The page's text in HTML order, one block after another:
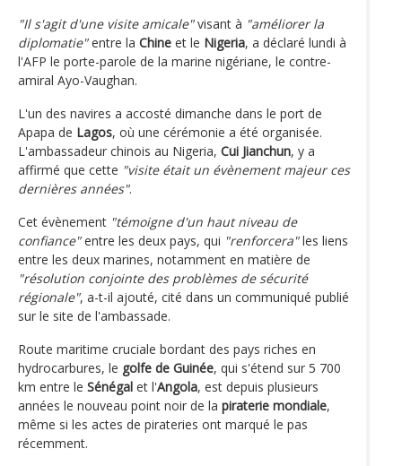
"Il s'agit d'une visite amicale"visant à "améliorer la
diplomatie"entre la Chine et le Nigeria, a déclaré lundi à
l'AFP le porte-parole de la marine nigériane, le contre-
amiral Ayo-Vaughan.
L'un des navires a accosté dimanche dans le port de
Apapa de Lagos, où une cérémonie a été organisée.
L'ambassadeur chinois au Nigeria, Cui Jianchun, y a
affirmé que cette "visite était un évènement majeur ces
dernières années".
Cet évènement "témoigne d'un haut niveau de
confiance"entre les deux pays, qui "renforcera"les liens
entre les deux marines, notamment en matière de
"résolution conjointe des problèmes de sécurité
régionale", a-t-il ajouté, cité dans un communiqué publié
sur le site de l'ambassade.
Route maritime cruciale bordant des pays riches en
hydrocarbures, le golfe de Guinée, qui s'étend sur 5 700
km entre le Sénégal et l'Angola, est depuis plusieurs
années le nouveau point noir de la piraterie mondiale,
même si les actes de pirateries ont marqué le pas
récemment.